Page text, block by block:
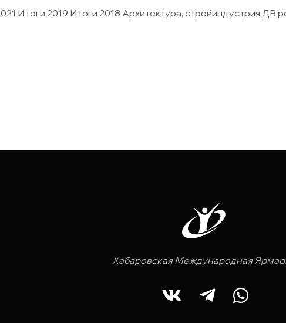
Итоги 2019 Итоги 2018 Архитектура, стройиндустрия ДВ
Хабаровская Международная